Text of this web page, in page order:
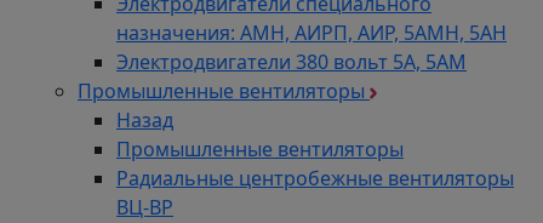
назначения: АМН, АИРП, АИР, 5АМН, 5АН
Электродвигатели 380 вольт 5А, 5АМ
Промышленные вентиляторы
Назад
Промышленные вентиляторы
Радиальные центробежные вентиляторы
ВЦ-ВР